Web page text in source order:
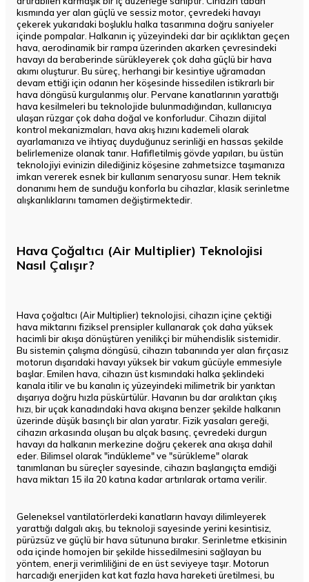
kısmında yer alan güçlü ve sessiz motor, çevredeki havayı
çekerek yukarıdaki boşluklu halka tasarımına doğru saniyeler
içinde pompalar. Halkanın iç yüzeyindeki dar bir açıklıktan geçen
hava, aerodinamik bir rampa üzerinden akarken çevresindeki
havayı da beraberinde sürükleyerek çok daha güçlü bir hava
akımı oluşturur. Bu süreç, herhangi bir kesintiye uğramadan
devam ettiği için odanın her köşesinde hissedilen istikrarlı bir
hava döngüsü kurgulanmış olur. Pervane kanatlarının yarattığı
hava kesilmeleri bu teknolojide bulunmadığından, kullanıcıya
ulaşan rüzgar çok daha doğal ve konforludur. Cihazın dijital
kontrol mekanizmaları, hava akış hızını kademeli olarak
ayarlamanıza ve ihtiyaç duyduğunuz serinliği en hassas şekilde
belirlemenize olanak tanır. Hafifletilmiş gövde yapıları, bu üstün
teknolojiyi evinizin dilediğiniz köşesine zahmetsizce taşımanıza
imkan vererek esnek bir kullanım senaryosu sunar. Hem teknik
donanımı hem de sunduğu konforla bu cihazlar, klasik serinletme
alışkanlıklarını tamamen değiştirmektedir.
Hava Çoğaltıcı (Air Multiplier) Teknolojisi
Nasıl Çalışır?
Hava çoğaltıcı (Air Multiplier) teknolojisi, cihazın içine çektiği
hava miktarını fiziksel prensipler kullanarak çok daha yüksek
hacimli bir akışa dönüştüren yenilikçi bir mühendislik sistemidir.
Bu sistemin çalışma döngüsü, cihazın tabanında yer alan fırçasız
motorun dışarıdaki havayı yüksek bir vakum gücüyle emmesiyle
başlar. Emilen hava, cihazın üst kısmındaki halka şeklindeki
kanala itilir ve bu kanalın iç yüzeyindeki milimetrik bir yarıktan
dışarıya doğru hızla püskürtülür. Havanın bu dar aralıktan çıkış
hızı, bir uçak kanadındaki hava akışına benzer şekilde halkanın
üzerinde düşük basınçlı bir alan yaratır. Fizik yasaları gereği,
cihazın arkasında oluşan bu alçak basınç, çevredeki durgun
havayı da halkanın merkezine doğru çekerek ana akışa dahil
eder. Bilimsel olarak "indükleme" ve "sürükleme" olarak
tanımlanan bu süreçler sayesinde, cihazın başlangıçta emdiği
hava miktarı 15 ila 20 katına kadar artırılarak ortama verilir.
Geleneksel vantilatörlerdeki kanatların havayı dilimleyerek
yarattığı dalgalı akış, bu teknoloji sayesinde yerini kesintisiz,
pürüzsüz ve güçlü bir hava sütununa bırakır. Serinletme etkisinin
oda içinde homojen bir şekilde hissedilmesini sağlayan bu
yöntem, enerji verimliliğini de en üst seviyeye taşır. Motorun
harcadığı enerjiden kat kat fazla hava hareketi üretilmesi, bu